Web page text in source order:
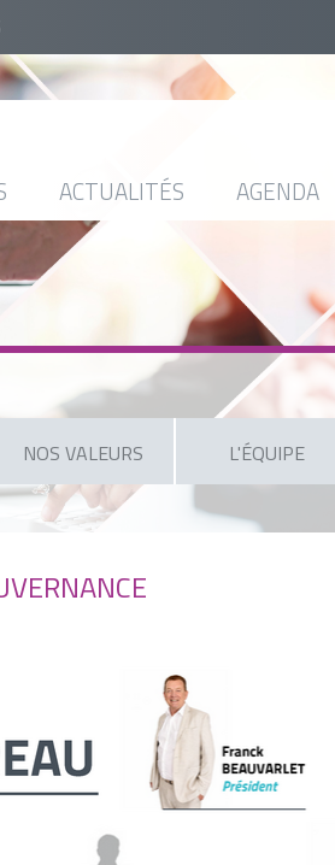
ACTUALITÉS AGENDA
NOS VALEURS L'ÉQUIPE